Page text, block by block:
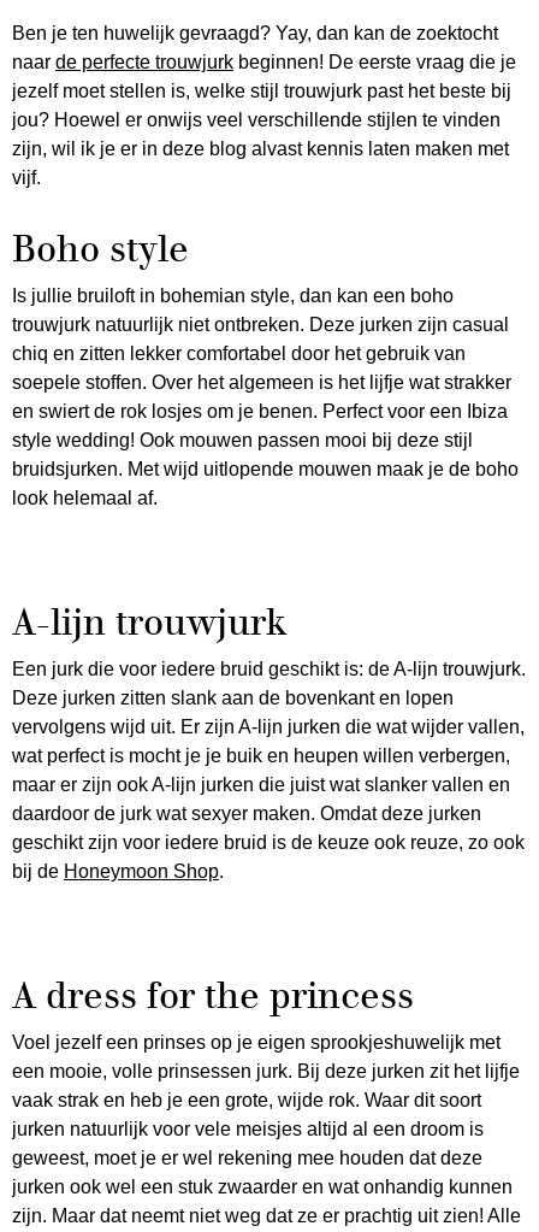
Ben je ten huwelijk gevraagd? Yay, dan kan de zoektocht
naar de perfecte trouwjurk beginnen! De eerste vraag die je
jezelf moet stellen is, welke stijl trouwjurk past het beste bij
jou? Hoewel er onwijs veel verschillende stijlen te vinden
zijn, wil ik je er in deze blog alvast kennis laten maken met
vijf.
Boho style
Is jullie bruiloft in bohemian style, dan kan een boho
trouwjurk natuurlijk niet ontbreken. Deze jurken zijn casual
chiq en zitten lekker comfortabel door het gebruik van
soepele stoffen. Over het algemeen is het lijfje wat strakker
en swiert de rok losjes om je benen. Perfect voor een Ibiza
style wedding! Ook mouwen passen mooi bij deze stijl
bruidsjurken. Met wijd uitlopende mouwen maak je de boho
look helemaal af.
A-lijn trouwjurk
Een jurk die voor iedere bruid geschikt is: de A-lijn trouwjurk.
Deze jurken zitten slank aan de bovenkant en lopen
vervolgens wijd uit. Er zijn A-lijn jurken die wat wijder vallen,
wat perfect is mocht je je buik en heupen willen verbergen,
maar er zijn ook A-lijn jurken die juist wat slanker vallen en
daardoor de jurk wat sexyer maken. Omdat deze jurken
geschikt zijn voor iedere bruid is de keuze ook reuze, zo ook
bij de Honeymoon Shop.
A dress for the princess
Voel jezelf een prinses op je eigen sprookjeshuwelijk met
een mooie, volle prinsessen jurk. Bij deze jurken zit het lijfje
vaak strak en heb je een grote, wijde rok. Waar dit soort
jurken natuurlijk voor vele meisjes altijd al een droom is
geweest, moet je er wel rekening mee houden dat deze
jurken ook wel een stuk zwaarder en wat onhandig kunnen
zijn. Maar dat neemt niet weg dat ze er prachtig uit zien! Alle